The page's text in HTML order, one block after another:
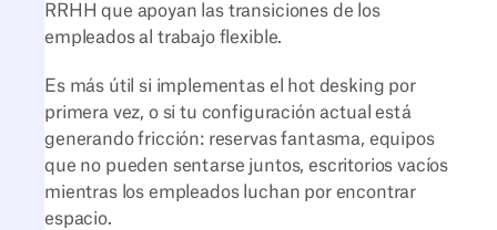
RRHH que apoyan las transiciones de los
empleados al trabajo flexible.
Es más útil si implementas el hot desking por
primera vez, o si tu configuración actual está
generando fricción: reservas fantasma, equipos
que no pueden sentarse juntos, escritorios vacíos
mientras los empleados luchan por encontrar
espacio.